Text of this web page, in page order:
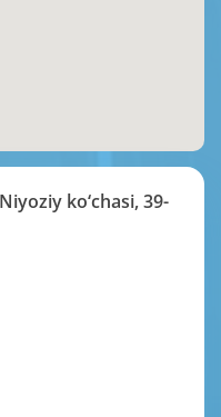
ko‘chasi, 39-